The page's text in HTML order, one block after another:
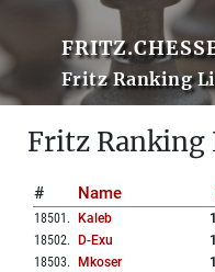
Fritz Ranking
Fritz Ranking
# Name
18501 . Kaleb
18502. D-Exu
18503. Mkoser